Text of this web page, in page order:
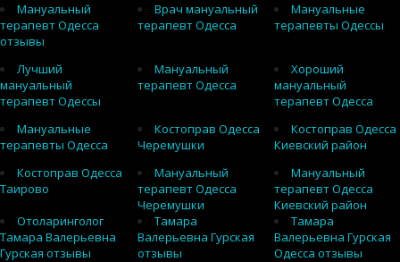
Мануальный
терапевт Одесса
отзывы
Врач мануальный
терапевт Одесса
Мануальные
терапевты Одессы
Лучший
мануальный
терапевт Одессы
Мануальный
терапевт Одесса
Хороший
мануальный
терапевт Одесса
Мануальные
терапевты Одесса
Костоправ Одесса
Черемушки
Костоправ Одесса
Киевский район
Костоправ Одесса
Таирово
Мануальный
терапевт Одесса
Черемушки
Мануальный
терапевт Одесса
Киевский район
Отоларинголог
Тамара Валерьевна
Гурская отзывы
Тамара
Валерьевна Гурская
отзывы
Тамара
Валерьевна Гурская
Одесса отзывы